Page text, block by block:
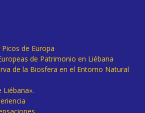
de Europa
de Patrimonio en Liébana
de la Biosfera en el Entorno Natural
Liébana».